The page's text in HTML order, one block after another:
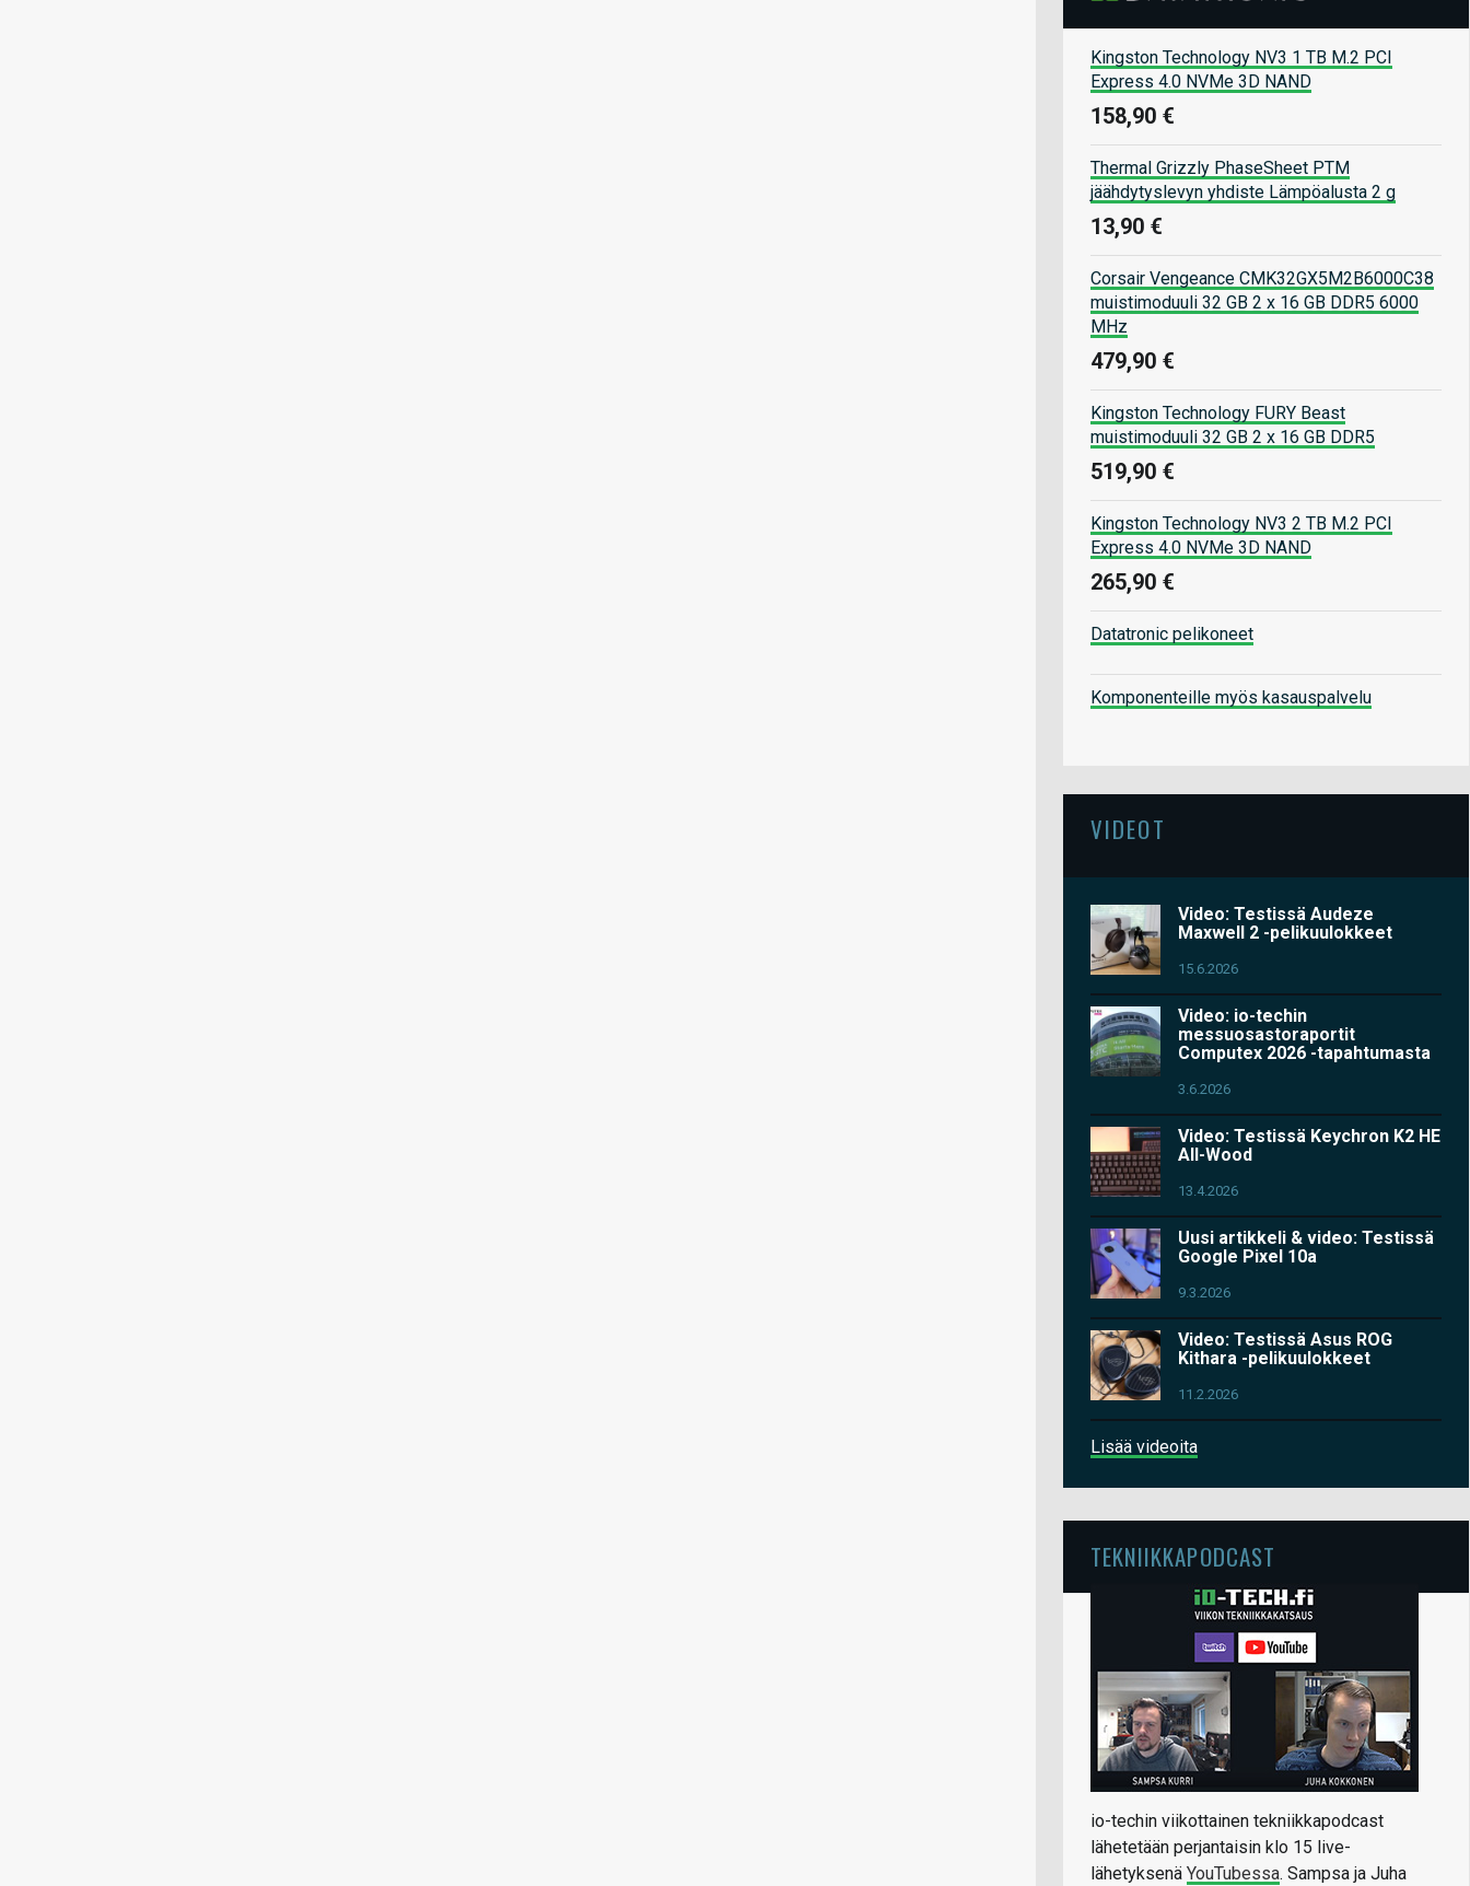
Kingston Technology NV3 1 TB M.2 PCI
Express 4.0 NVMe 3D NAND
158,90 €
Thermal Grizzly PhaseSheet PTM
jäähdytyslevyn yhdiste Lämpöalusta 2 g
13,90 €
Corsair Vengeance CMK32GX5M2B6000C38
muistimoduuli 32 GB 2 x 16 GB DDR5 6000
MHz
479,90 €
Kingston Technology FURY Beast
muistimoduuli 32 GB 2 x 16 GB DDR5
519,90 €
Kingston Technology NV3 2 TB M.2 PCI
Express 4.0 NVMe 3D NAND
265,90 €
Datatronic pelikoneet
Komponenteille myös kasauspalvelu
VIDEOT
Video: Testissä Audeze
Maxwell 2 -pelikuulokkeet
15.6.2026
Video: io-techin
messuosastoraportit
Computex 2026 -tapahtumasta
3.6.2026
Video: Testissä Keychron K2 HE
All-Wood
13.4.2026
Uusi artikkeli & video: Testissä
Google Pixel 10a
9.3.2026
Video: Testissä Asus ROG
Kithara -pelikuulokkeet
11.2.2026
Lisää videoita
TEKNIIKKAPODCAST
io-techin viikottainen tekniikkapodcast
lähetetään perjantaisin klo 15 live-
lähetyksenä YouTubessa. Sampsa ja Juha